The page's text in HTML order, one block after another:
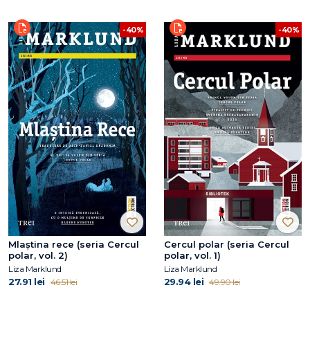
-40%
Mlaștina rece (seria Cercul
polar, vol. 2)
Liza Marklund
27.91 lei 46.51 lei
-40%
Cercul polar (seria Cercul
polar, vol. 1)
Liza Marklund
29.94 lei 49.90 lei